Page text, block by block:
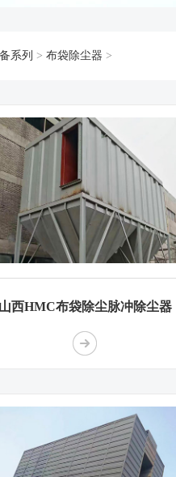
系列 > 布袋除尘器 >
山西HMC布袋除尘脉冲除尘器